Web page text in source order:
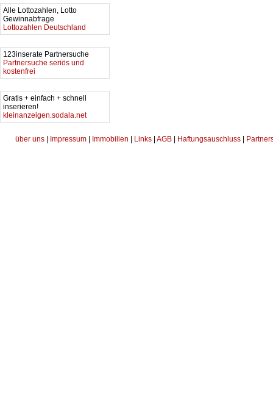
Alle Lottozahlen, Lotto
Gewinnabfrage
Lottozahlen Deutschland
123inserate Partnersuche
Partnersuche seriös und
kostenfrei
Gratis + einfach + schnell
inserieren!
kleinanzeigen.sodala.net
über uns Impressum Immobilien Links AGB Haftungsauschluss